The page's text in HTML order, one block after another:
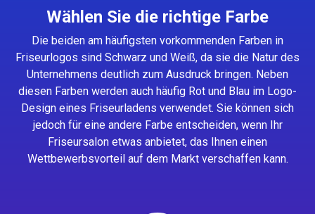
Wählen Sie die richtige Farbe
Die beiden am häufigsten vorkommenden Farben in
Friseurlogos sind Schwarz und Weiß, da sie die Natur des
Unternehmens deutlich zum Ausdruck bringen. Neben
diesen Farben werden auch häufig Rot und Blau im Logo-
Design eines Friseurladens verwendet. Sie können sich
jedoch für eine andere Farbe entscheiden, wenn Ihr
Friseursalon etwas anbietet, das Ihnen einen
Wettbewerbsvorteil auf dem Markt verschaffen kann.